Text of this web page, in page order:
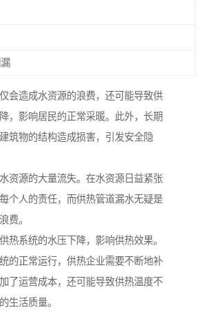
会造成水资源的浪费，还可能导致供
，影响居民的正常采暖。此外，长期
筑物的结构造成损害，引发安全隐
资源的大量流失。在水资源日益紧张
个人的责任，而供热管道漏水无疑是
费。
热系统的水压下降，影响供热效果。
的正常运行，供热企业需要不断地补
了运营成本，还可能导致供热温度不
生活质量。